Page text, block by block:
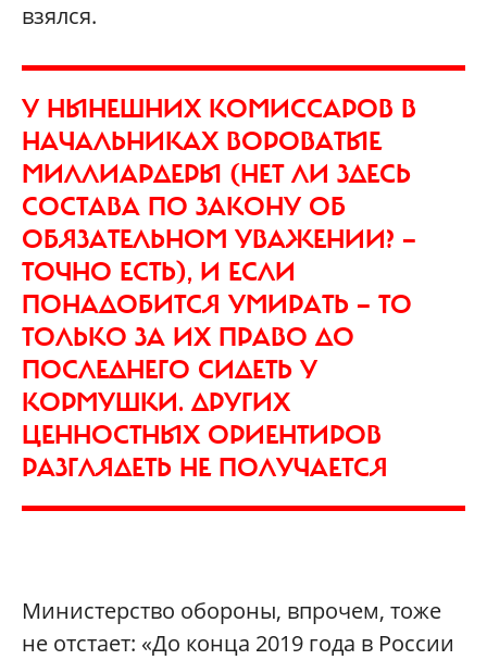
взялся.
У НЫНЕШНИХ КОМИССАРОВ В
НАЧАЛЬНИКАХ ВОРОВАТЫЕ
МИЛЛИАРДЕРЫ (НЕТ ЛИ ЗДЕСЬ
СОСТАВА ПО ЗАКОНУ ОБ
ОБЯЗАТЕЛЬНОМ УВАЖЕНИИ? —
ТОЧНО ЕСТЬ), И ЕСЛИ
ПОНАДОБИТСЯ УМИРАТЬ — ТО
ТОЛЬКО ЗА ИХ ПРАВО ДО
ПОСЛЕДНЕГО СИДЕТЬ У
КОРМУШКИ. ДРУГИХ
ЦЕННОСТНЫХ ОРИЕНТИРОВ
РАЗГЛЯДЕТЬ НЕ ПОЛУЧАЕТСЯ
Министерство обороны, впрочем, тоже
не отстает: «До конца 2019 года в России